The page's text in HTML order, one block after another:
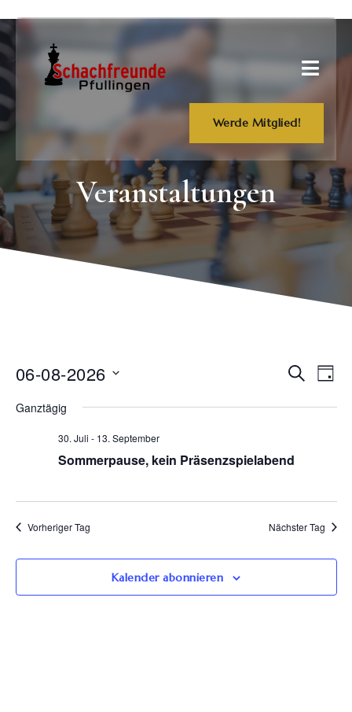
Werde Mitglied!
Veranstaltungen
und
SucheTag
06-08-2026
wählen.
Ganztägig
30. Juli - 13. September
Sommerpause, kein Präsenzspielabend
Vorheriger Tag Nächster Tag
Kalender abonnieren